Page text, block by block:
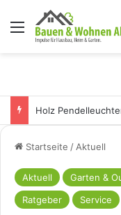
Menü
Startseite / Aktuell
Aktuell Garten &
Ratgeber
Service